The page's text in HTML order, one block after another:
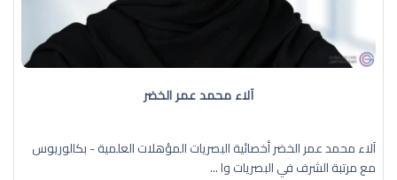
آلاء محمد عمر الخضر
آلاء محمد عمر الخضر أخصائية البصريات المؤهلات العلمية - بكالوريوس
مع مرتبة الشرف في البصريات وا ...